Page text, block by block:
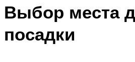
Выбор места
посадки